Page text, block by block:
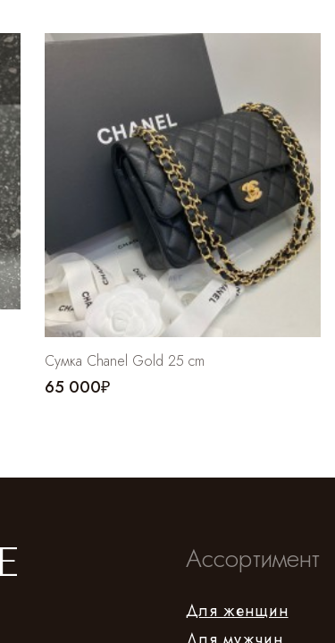
Cумка Chanel Gold 25 cm
65 000₽
Ассортимент
Для женщин